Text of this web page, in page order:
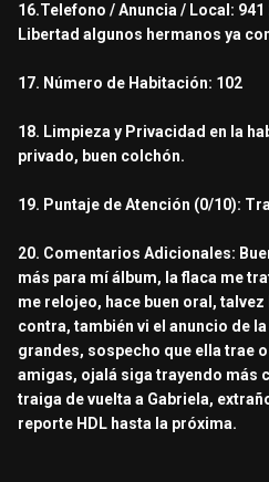
16.Telefono / Anuncia / Local: 941
Libertad algunos hermanos ya
17. Número de Habitación: 102
18. Limpieza y Privacidad en la
privado, buen colchón.
19. Puntaje de Atención (0/10):
20. Comentarios Adicionales:
más para mí álbum, la flaca me
me relojeo, hace buen oral, talvez
contra, también vi el anuncio de
grandes, sospecho que ella trae
amigas, ojalá siga trayendo más
traiga de vuelta a Gabriela,
reporte HDL hasta la próxima.